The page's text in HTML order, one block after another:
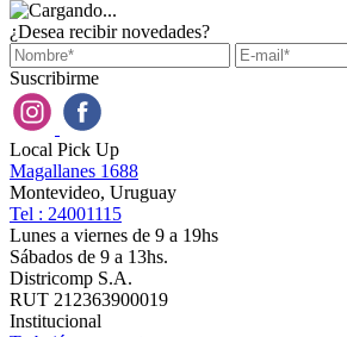
¿Desea recibir novedades?
Suscribirme
Local Pick Up
Magallanes 1688
Montevideo, Uruguay
Tel : 24001115
Lunes a viernes de 9 a 19hs
Sábados de 9 a 13hs.
Districomp S.A.
RUT 212363900019
Institucional